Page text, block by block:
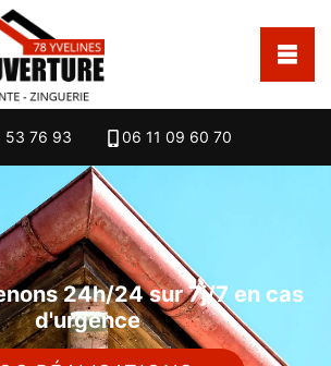
53 76 93 06 11 09 60 70
24h/24 sur 7j/7 en cas
d'urgence